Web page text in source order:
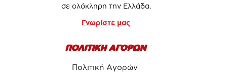
σε ολόκληρη την Ελλάδα.
Γνωρίστε μας
ΠΟΛΙΤΙΚΗ ΑΓΟΡΩΝ
Πολιτική Αγορών